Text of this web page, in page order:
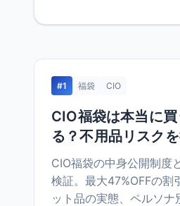
#1 福袋 CIO
CIO福袋は本当に
る？不用品リスク
CIO福袋の中身公開制度
検証。最大47%OFFの割
ット品の実態、ペルソナ